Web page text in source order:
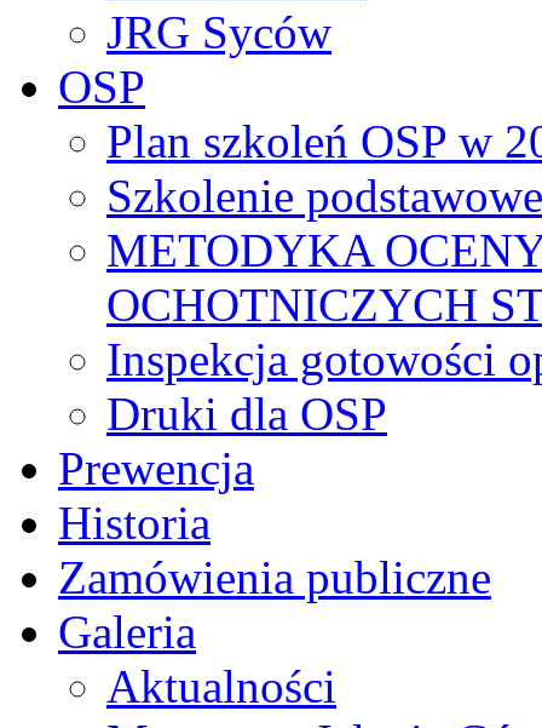
JRG Syców
OSP
Plan szkoleń OSP w
Szkolenie
METODYKA
OCHOTNICZYCH
Inspekcja gotowości
Druki dla OSP
Prewencja
Historia
Zamówienia publiczne
Galeria
Aktualności